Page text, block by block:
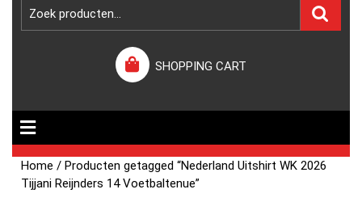
SHOPPING CART
Home / Producten getagged “Nederland Uitshirt WK 2026
Tijjani Reijnders 14 Voetbaltenue”